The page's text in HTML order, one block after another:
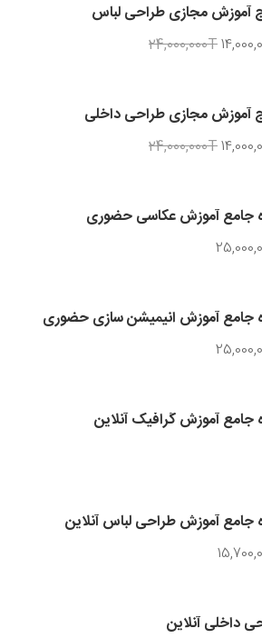
آموزش مجازی طراحی لباس
24,000,000T
آموزش مجازی طراحی داخلی
24,000,000T
جامع آموزش عکاسی حضوری
جامع آموزش انیمیشن سازی حضوری
جامع آموزش گرافیک آنلاین
جامع آموزش طراحی لباس آنلاین
داخلی آنلاین